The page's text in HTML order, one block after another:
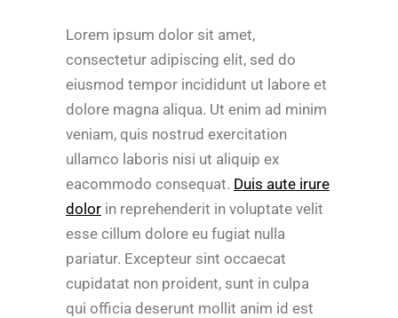
Lorem ipsum dolor sit amet,
consectetur adipiscing elit, sed do
eiusmod tempor incididunt ut labore et
dolore magna aliqua. Ut enim ad minim
veniam, quis nostrud exercitation
ullamco laboris nisi ut aliquip ex
eacommodo consequat. Duis aute irure
dolor in reprehenderit in voluptate velit
esse cillum dolore eu fugiat nulla
pariatur. Excepteur sint occaecat
cupidatat non proident, sunt in culpa
qui officia deserunt mollit anim id est